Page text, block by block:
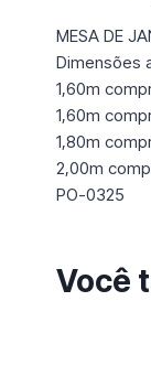
MESA DE
Dimensões
1,60m
1,60m
1,80m
2,00m
PO-0325
Você